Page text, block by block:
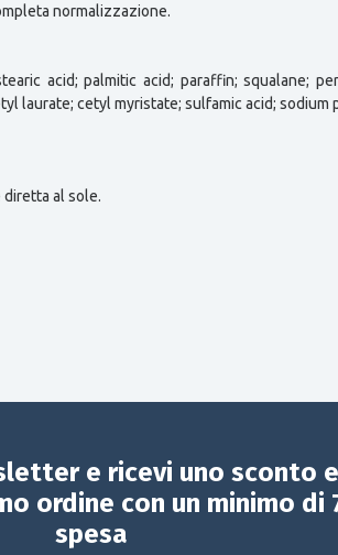
normalizzazione.
acid; palmitic acid; paraffin; squalane;
laurate; cetyl myristate; sulfamic acid; sodium
al sole.
e ricevi uno sconto
ordine con un minimo di
spesa